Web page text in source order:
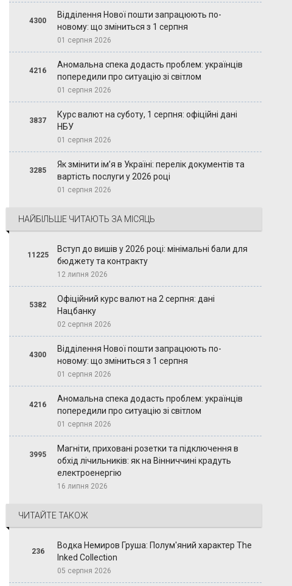
4300
Відділення Нової пошти запрацюють по-
новому: що зміниться з 1 серпня
01 серпня 2026
4216
Аномальна спека додасть проблем: українців
попередили про ситуацію зі світлом
01 серпня 2026
3837
Курс валют на суботу, 1 серпня: офіційні дані
НБУ
01 серпня 2026
3285
Як змінити ім’я в Україні: перелік документів та
вартість послуги у 2026 році
01 серпня 2026
НАЙБІЛЬШЕ ЧИТАЮТЬ ЗА МІСЯЦЬ
11225
Вступ до вишів у 2026 році: мінімальні бали для
бюджету та контракту
12 липня 2026
5382
Офіційний курс валют на 2 серпня: дані
Нацбанку
02 серпня 2026
4300
Відділення Нової пошти запрацюють по-
новому: що зміниться з 1 серпня
01 серпня 2026
4216
Аномальна спека додасть проблем: українців
попередили про ситуацію зі світлом
01 серпня 2026
3995
Магніти, приховані розетки та підключення в
обхід лічильників: як на Вінниччині крадуть
електроенергію
16 липня 2026
ЧИТАЙТЕ ТАКОЖ
236
Водка Немиров Груша: Полум'яний характер The
Inked Collection
05 серпня 2026